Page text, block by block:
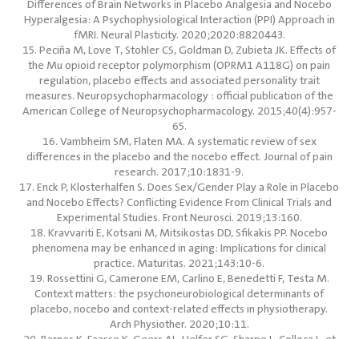
Differences of Brain Networks in Placebo Analgesia and Nocebo
Hyperalgesia: A Psychophysiological Interaction (PPI) Approach in
fMRI. Neural Plasticity. 2020;2020:8820443.
15. Peciña M, Love T, Stohler CS, Goldman D, Zubieta JK. Effects of
the Mu opioid receptor polymorphism (OPRM1 A118G) on pain
regulation, placebo effects and associated personality trait
measures. Neuropsychopharmacology : official publication of the
American College of Neuropsychopharmacology. 2015;40(4):957-
65.
16. Vambheim SM, Flaten MA. A systematic review of sex
differences in the placebo and the nocebo effect. Journal of pain
research. 2017;10:1831-9.
17. Enck P, Klosterhalfen S. Does Sex/Gender Play a Role in Placebo
and Nocebo Effects? Conflicting Evidence From Clinical Trials and
Experimental Studies. Front Neurosci. 2019;13:160.
18. Kravvariti E, Kotsani M, Mitsikostas DD, Sfikakis PP. Nocebo
phenomena may be enhanced in aging: Implications for clinical
practice. Maturitas. 2021;143:10-6.
19. Rossettini G, Camerone EM, Carlino E, Benedetti F, Testa M.
Context matters: the psychoneurobiological determinants of
placebo, nocebo and context-related effects in physiotherapy.
Arch Physiother. 2020;10:11.